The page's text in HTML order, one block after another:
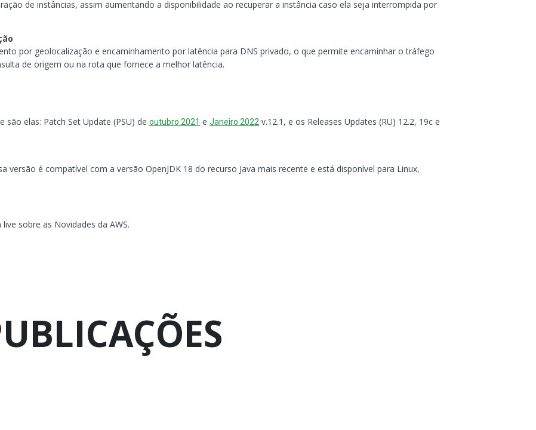
de instâncias, assim aumentando a disponibilidade ao recuperar a instância caso ela seja interrompida por
por geolocalização e encaminhamento por latência para DNS privado, o que permite encaminhar o tráfego
de origem ou na rota que fornece a melhor latência.
elas: Patch Set Update (PSU) de outubro 2021 e Janeiro 2022 v.12.1, e os Releases Updates (RU) 12.2, 19c e
versão é compatível com a versão OpenJDK 18 do recurso Java mais recente e está disponível para Linux,
sobre as Novidades da AWS.